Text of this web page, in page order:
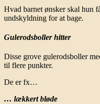
Hvad barnet ønsker skal hun
undskyldning for at bage.
Gulerodsboller hitter
Disse grove gulerodsboller
til flere punkter.
De er fx…
… lækkert bløde